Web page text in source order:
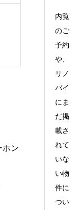
ホン
内覧
のご
予約
や、
リノ
バイ
にま
だ掲
載さ
れて
いな
い物
件に
つい